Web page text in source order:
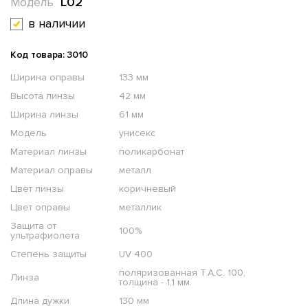
в наличии
Код товара: 3010
Ширина оправы
133 мм
Высота линзы
42 мм
Ширина линзы
61 мм
Модель
унисекс
Материал линзы
поликарбонат
Материал оправы
металл
Цвет линзы
коричневый
Цвет оправы
металлик
Защита от
ультрафиолета
100%
Степень защиты
UV 400
Линза
поляризованная T.A.C. 100,
толщина - 1,1 мм.
Длина дужки
130 мм